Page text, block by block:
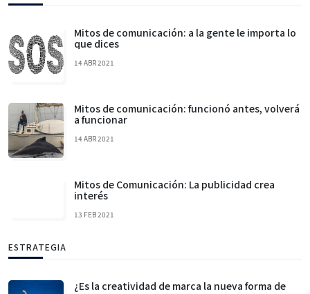
Mitos de comunicación: a la gente le importa lo
que dices
14 ABR 2021
Mitos de comunicación: funcionó antes, volverá
a funcionar
14 ABR 2021
Mitos de Comunicación: La publicidad crea
interés
13 FEB 2021
ESTRATEGIA
¿Es la creatividad de marca la nueva forma de